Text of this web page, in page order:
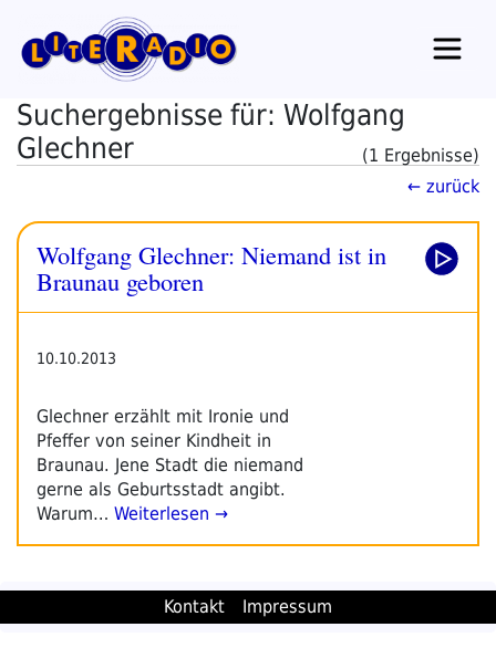
Inhalt
springen
Suchergebnisse für: Wolfgang
Glechner
(1 Ergebnisse)
← zurück
Wolfgang Glechner: Niemand ist in
Braunau geboren
10.10.2013
Glechner erzählt mit Ironie und
Pfeffer von seiner Kindheit in
Braunau. Jene Stadt die niemand
gerne als Geburtsstadt angibt.
Warum… Weiterlesen →
Kontakt Impressum